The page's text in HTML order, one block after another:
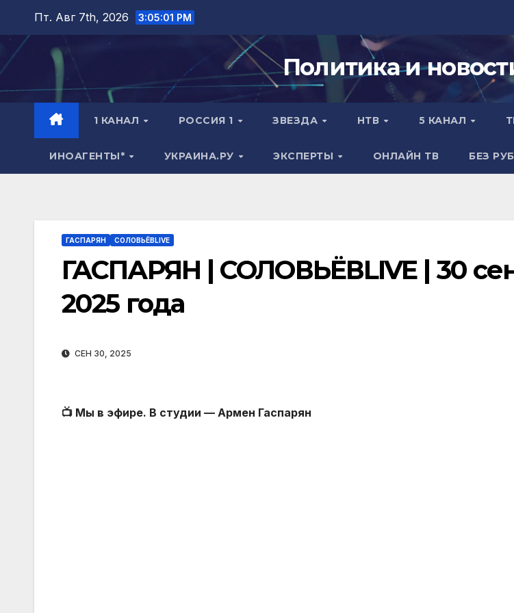
Перейти
содержимому
Пт. Авг 7th, 2026 3:05:02 PM
Политика и
1 КАНАЛ РОССИЯ 1 ЗВЕЗДА НТВ 5 КАНАЛ
ИНОАГЕНТЫ* УКРАИНА.РУ ЭКСПЕРТЫ ОНЛАЙН ТВ БЕЗ
ГАСПАРЯН СОЛОВЬЁВLIVE
ГАСПАРЯН | СОЛОВЬЁВLIVE | 30
2025 года
СЕН 30, 2025
📺 Мы в эфире. В студии — Армен Гаспарян